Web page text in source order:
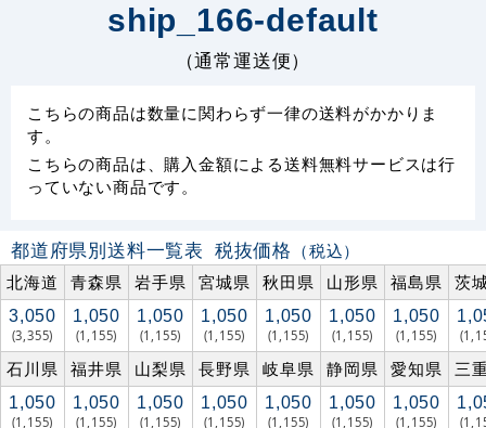
ship_166-default
（通常運送便）
こちらの商品は数量に関わらず一律の送料がかかりま
す。
こちらの商品は、購入金額による送料無料サービスは行
っていない商品です。
都道府県別送料一覧表 税抜価格 （税込）
北海道
青森県 岩手県 宮城県 秋田県 山形県 福島県 茨
3,050
(3,355)
1,050
(1,155)
1,050
(1,155)
1,050
(1,155)
1,050
(1,155)
1,050
(1,155)
1,050
(1,155)
石川県 福井県 山梨県 長野県 岐阜県 静岡県 愛知県 三
1,050
(1,155)
1,050
(1,155)
1,050
(1,155)
1,050
(1,155)
1,050
(1,155)
1,050
(1,155)
1,050
(1,155)